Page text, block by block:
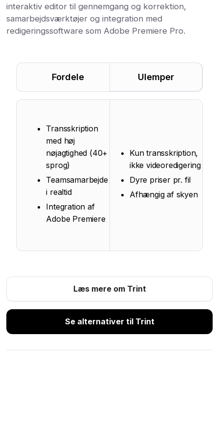
interaktiv editor til gennemgang og korrektion,
samarbejdsværktøjer og integration med
redigeringssoftware som Adobe Premiere Pro.
Fordele Ulemper
Transskription
med høj
nøjagtighed (40+
sprog)
Teamsamarbejde
i realtid
Integration af
Adobe Premiere
Kun transskription,
ikke videoredigering
Dyre priser pr. fil
Afhængig af skyen
Læs mere om Trint
Se alternativer til Trint